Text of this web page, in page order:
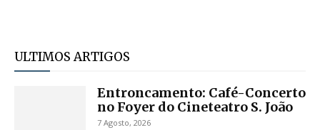
ULTIMOS ARTIGOS
Entroncamento: Café-Concerto
no Foyer do Cineteatro S. João
7 Agosto, 2026